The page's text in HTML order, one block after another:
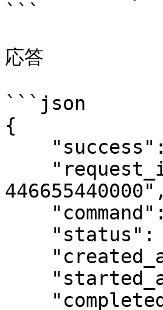
```
応答
```json
{
446655440000",